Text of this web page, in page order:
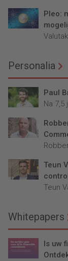
Pleo:
Personalia
Paul
Na 7,5
Teun
Teun
Whitepapers
Is uw